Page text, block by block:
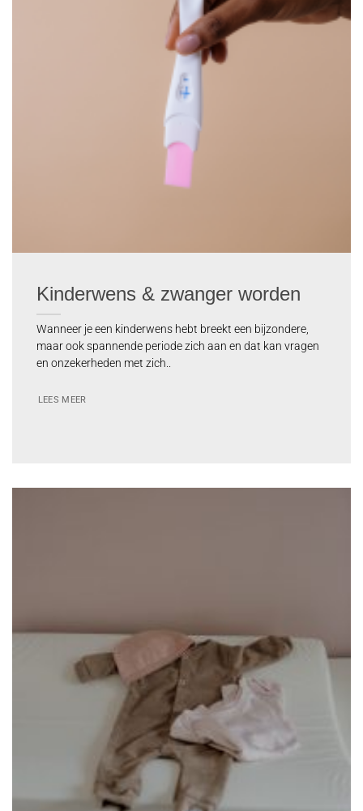
Kinderwens & zwanger worden
Wanneer je een kinderwens hebt breekt een bijzondere,
maar ook spannende periode zich aan en dat kan vragen
en onzekerheden met zich..
LEES MEER